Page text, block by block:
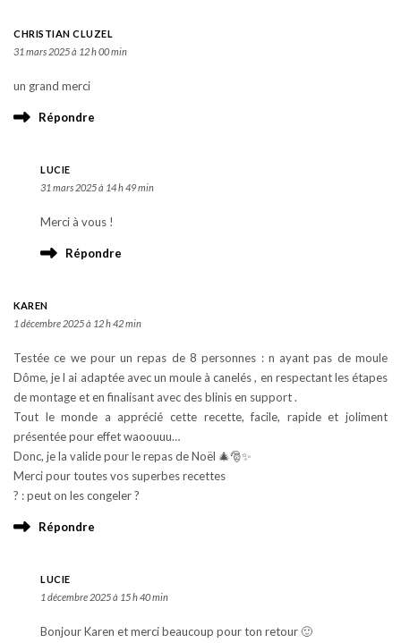
CHRISTIAN CLUZEL
31 mars 2025 à 12 h 00 min
un grand merci
Répondre
LUCIE
31 mars 2025 à 14 h 49 min
Merci à vous !
Répondre
KAREN
1 décembre 2025 à 12 h 42 min
Testée ce we pour un repas de 8 personnes : n ayant pas de moule
Dôme, je l ai adaptée avec un moule à canelés , en respectant les étapes
de montage et en finalisant avec des blinis en support .
Tout le monde a apprécié cette recette, facile, rapide et joliment
présentée pour effet waoouuu…
Donc, je la valide pour le repas de Noël 🎄🎅✨
Merci pour toutes vos superbes recettes
? : peut on les congeler ?
Répondre
LUCIE
1 décembre 2025 à 15 h 40 min
Bonjour Karen et merci beaucoup pour ton retour 🙂